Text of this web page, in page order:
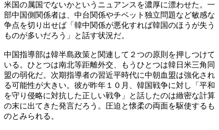
米国の属国でないかというニュアンスを濃厚に漂わせた。一
部中国側関係者は、中台関係やチベット独立問題など敏感な
争点を切り出せば「韓中関係が悪化すれば韓国のほうが失う
ものが多いだろう」と話す状況だ。
中国指導部は韓半島政策と関連して２つの原則を押しつけて
いる。ひとつは南北等距離外交、もうひとつは韓日米三角同
盟の弱化だ。次期指導者の習近平時代に中朝血盟は強化され
る可能性が大きい。彼が昨年１０月、韓国戦争に対し「平和
を守り侵略に対抗した正しい戦争」と話したのは緻密な計算
の末に出てきた発言だろう。圧迫と懐柔の両面を駆使するも
のとみられる。